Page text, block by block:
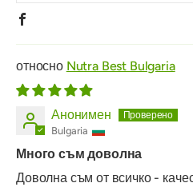
Nutra Best Bulgaria
Анонимен
Bulgaria
Много съм доволна
Доволна съм от всичко -